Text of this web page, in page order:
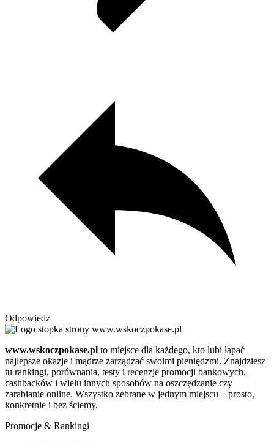
Odpowiedz
www.wskoczpokase.pl to miejsce dla każdego, kto lubi łapać
najlepsze okazje i mądrze zarządzać swoimi pieniędzmi. Znajdziesz
tu rankingi, porównania, testy i recenzje promocji bankowych,
cashbacków i wielu innych sposobów na oszczędzanie czy
zarabianie online. Wszystko zebrane w jednym miejscu – prosto,
konkretnie i bez ściemy.
Promocje & Rankingi